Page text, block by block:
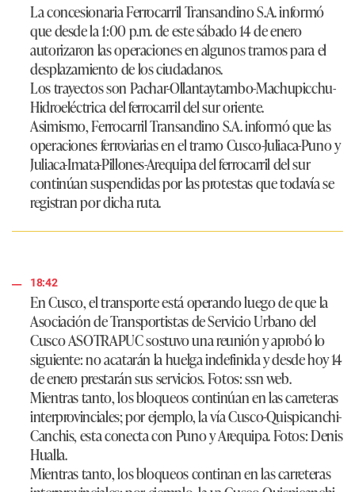
La concesionaria Ferrocarril Transandino S.A. informó
que desde la 1:00 p.m. de este sábado 14 de enero
autorizaron las operaciones en algunos tramos para el
desplazamiento de los ciudadanos.
Los trayectos son Pachar-Ollantaytambo-Machupicchu-
Hidroeléctrica del ferrocarril del sur oriente.
Asimismo, Ferrocarril Transandino S.A. informó que las
operaciones ferroviarias en el tramo Cusco-Juliaca-Puno y
Juliaca-Imata-Pillones-Arequipa del ferrocarril del sur
continúan suspendidas por las protestas que todavía se
registran por dicha ruta.
18:42
En Cusco, el transporte está operando luego de que la
Asociación de Transportistas de Servicio Urbano del
Cusco ASOTRAPUC sostuvo una reunión y aprobó lo
siguiente: no acatarán la huelga indefinida y desde hoy 14
de enero prestarán sus servicios. Fotos: ssn web.
Mientras tanto, los bloqueos continúan en las carreteras
interprovinciales; por ejemplo, la vía Cusco-Quispicanchi-
Canchis, esta conecta con Puno y Arequipa. Fotos: Denis
Hualla.
Mientras tanto, los bloqueos continan en las carreteras